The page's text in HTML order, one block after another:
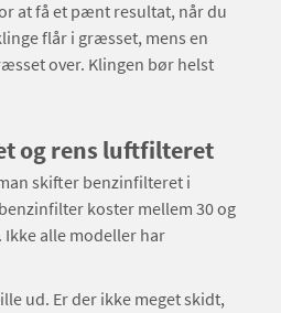
at få et pænt resultat, når du
flår i græsset, mens en
over. Klingen bør helst
og rens luftfilteret
skifter benzinfilteret i
koster mellem 30 og
alle modeller har
ud. Er der ikke meget skidt,